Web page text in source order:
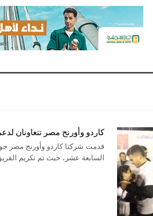
كاردو وأورنج مصر تتعاونان
السابعة عشر، حيث تم تكريم